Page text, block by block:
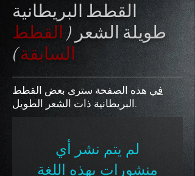
القطط البريطانية
طويلة الشعر ( القطط
السابقة )
فيهذه الصفحة سترى بعض القطط
البريطانية ذات الشعر الطويل.
لم يتم نشر أي
منشورات بهذه اللغة